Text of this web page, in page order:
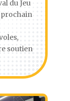
du Jeu
prochain
soutien